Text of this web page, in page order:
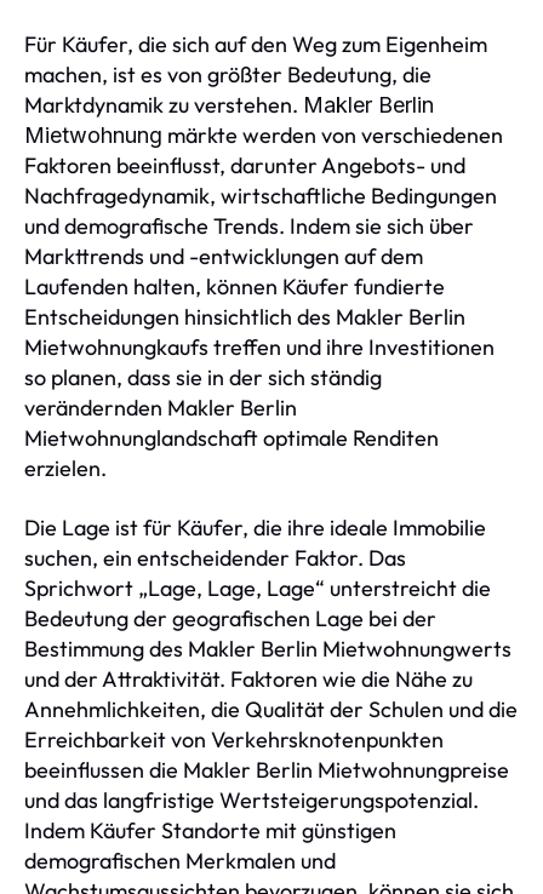
Für Käufer, die sich auf den Weg zum Eigenheim
machen, ist es von größter Bedeutung, die
Marktdynamik zu verstehen. Makler Berlin
Mietwohnung märkte werden von verschiedenen
Faktoren beeinflusst, darunter Angebots- und
Nachfragedynamik, wirtschaftliche Bedingungen
und demografische Trends. Indem sie sich über
Markttrends und -entwicklungen auf dem
Laufenden halten, können Käufer fundierte
Entscheidungen hinsichtlich des Makler Berlin
Mietwohnungkaufs treffen und ihre Investitionen
so planen, dass sie in der sich ständig
verändernden Makler Berlin
Mietwohnunglandschaft optimale Renditen
erzielen.
Die Lage ist für Käufer, die ihre ideale Immobilie
suchen, ein entscheidender Faktor. Das
Sprichwort „Lage, Lage, Lage“ unterstreicht die
Bedeutung der geografischen Lage bei der
Bestimmung des Makler Berlin Mietwohnungwerts
und der Attraktivität. Faktoren wie die Nähe zu
Annehmlichkeiten, die Qualität der Schulen und die
Erreichbarkeit von Verkehrsknotenpunkten
beeinflussen die Makler Berlin Mietwohnungpreise
und das langfristige Wertsteigerungspotenzial.
Indem Käufer Standorte mit günstigen
demografischen Merkmalen und